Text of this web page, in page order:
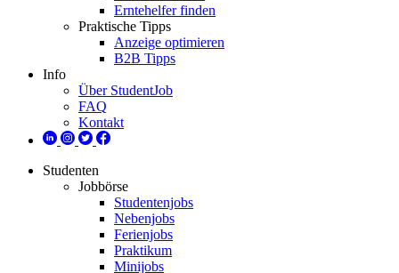
Erntehelfer finden
Praktische Tipps
Anzeige optimieren
B2B Tipps
Info
Über StudentJob
FAQ
Kontakt
Studenten
Jobbörse
Studentenjobs
Nebenjobs
Ferienjobs
Praktikum
Minijobs